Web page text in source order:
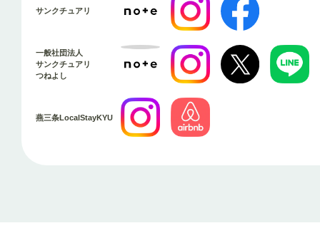
サンクチュアリ
一般社団法人
サンクチュアリ
つねよし
燕三条LocalStayKYU